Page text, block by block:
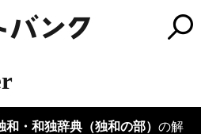
・和独辞典（独和の部） の解